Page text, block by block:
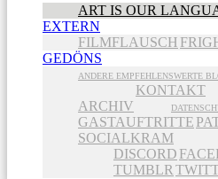
ART IS OUR
EXTERN
FILMFLAUSCH
GEDÖNS
ANDERE EMPFEHLENSWERTE
ARCHIV
KONTAKT
GASTAUFTRITTE
SOCIALKRAM
DISCORD
TUMBLR